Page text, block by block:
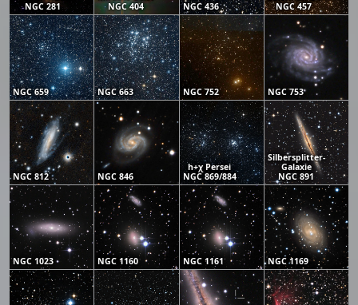
NGC 281
NGC 404
NGC 436
NGC 457
NGC 659 NGC 663 NGC 752 NGC 753
NGC 812 NGC 846
h+χ Persei
NGC 869/884
Silbersplitter-
Galaxie
NGC 891
NGC 1023 NGC 1160 NGC 1161 NGC 1169